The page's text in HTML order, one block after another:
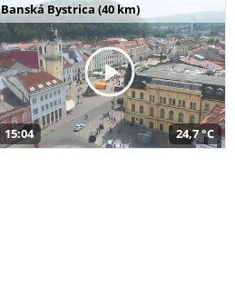
Banská Bystrica (40 km)
15:04 24,7 °C